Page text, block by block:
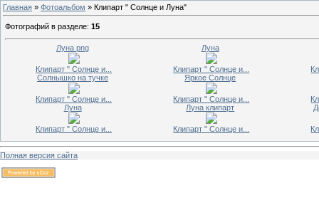
Главная » Фотоальбом » Клипарт " Солнце и Луна"
Фотографий в разделе: 15
Луна png
Клипарт " Солнце и...
Луна
Клипарт " Солнце и...
Солнышко на тучке
Клипарт " Солнце и...
Яркое Солнце
Клипарт " Солнце и...
Луна
Клипарт " Солнце и...
Луна клипарт
Клипарт " Солнце и...
Полная версия сайта